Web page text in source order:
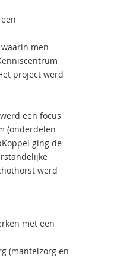
men
project werd
een focus
(onderdelen
ging de
werd
met een
(mantelzorg en